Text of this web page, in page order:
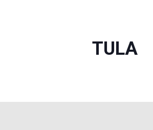
TULA